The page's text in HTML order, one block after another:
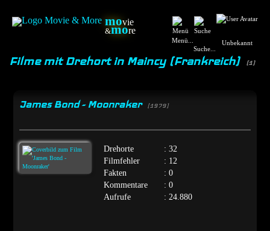
movie
&more
Menü...
Suche...
Unbekannt
Filme mit Drehort in Maincy (Frankreich) (1)
James Bond - Moonraker [1979]
Drehorte
: 32
Filmfehler
: 12
Fakten
: 0
Kommentare
: 0
Aufrufe
: 24.880